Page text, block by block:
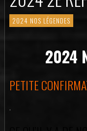
2024 NOS LÉGENDES
2024
PETITE
.